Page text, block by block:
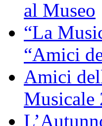
al Museo
“La
“Amici
Amici
Musicale